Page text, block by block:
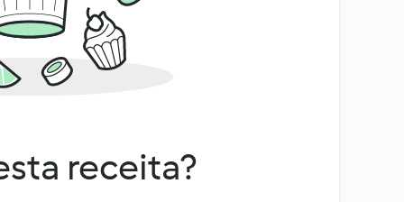
receita?